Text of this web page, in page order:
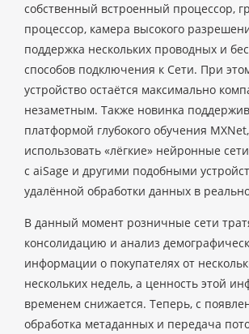
собственный встроенный процессор,
процессор, камера высокого
поддержка нескольких проводных и
способов подключения к Сети. При
устройство остаётся максимально
незаметным. Также новинка
платформой глубокого обучения
использовать «лёгкие» нейронные
с aiSage и другими подобными
удалённой обработки данных в
В данный момент розничные сети
консолидацию и анализ
информации о покупателях от
нескольких недель, а ценность этой
временем снижается. Теперь, с
обработка метаданных и передача